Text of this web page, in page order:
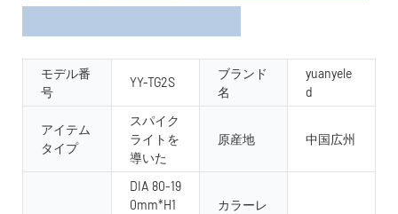
モデル番
号
YY-TG2S
ブランド
名
yuanyele
d
アイテム
タイプ
スパイク
ライトを
導いた
原産地 中国広州
DIA 80-19
0mm*H1
カラーレ